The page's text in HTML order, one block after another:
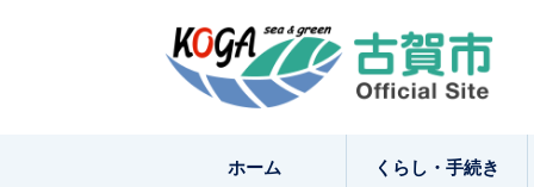
ホーム くらし・手続き